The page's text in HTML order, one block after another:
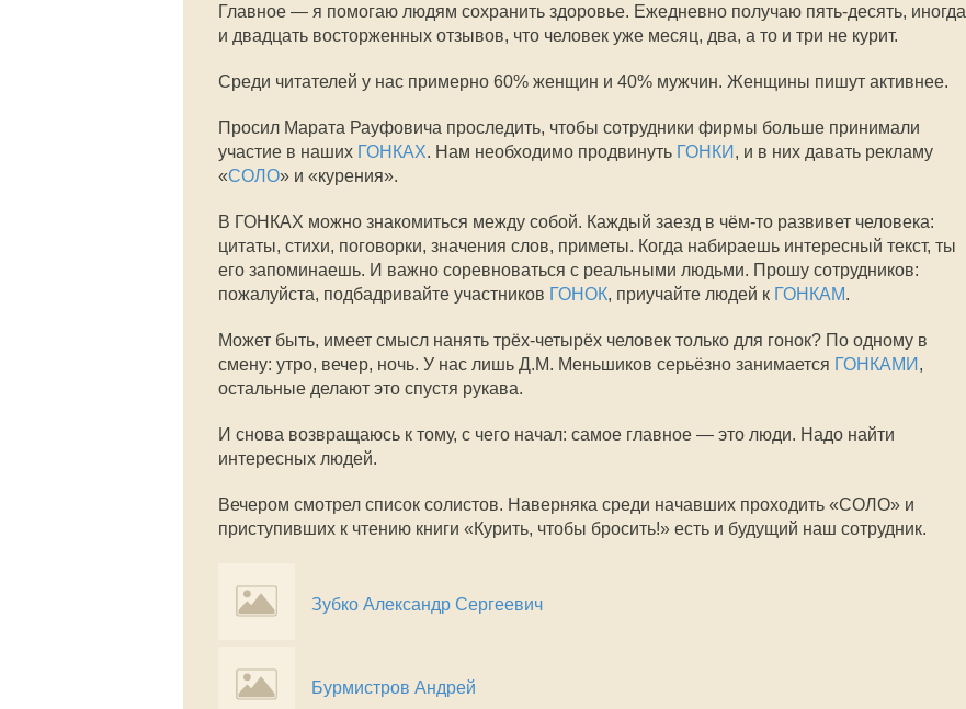
Главное — я помогаю людям сохранить здоровье. Ежедневно получаю пять-десять, иногда
и двадцать восторженных отзывов, что человек уже месяц, два, а то и три не курит.
Среди читателей у нас примерно 60% женщин и 40% мужчин. Женщины пишут активнее.
Просил Марата Рауфовича проследить, чтобы сотрудники фирмы больше принимали
участие в наших ГОНКАХ. Нам необходимо продвинуть ГОНКИ , и в них давать рекламу
«СОЛО» и «курения».
В ГОНКАХ можно знакомиться между собой. Каждый заезд в чём-то развивет человека:
цитаты, стихи, поговорки, значения слов, приметы. Когда набираешь интересный текст, ты
его запоминаешь. И важно соревноваться с реальными людьми. Прошу сотрудников:
пожалуйста, подбадривайте участников ГОНОК, приучайте людей к ГОНКАМ.
Может быть, имеет смысл нанять трёх-четырёх человек только для гонок? По одному в
смену: утро, вечер, ночь. У нас лишь Д.М. Меньшиков серьёзно занимается ГОНКАМИ ,
остальные делают это спустя рукава.
И снова возвращаюсь к тому, с чего начал: самое главное — это люди. Надо найти
интересных людей.
Вечером смотрел список солистов. Наверняка среди начавших проходить «СОЛО» и
приступивших к чтению книги «Курить, чтобы бросить!» есть и будущий наш сотрудник.
Зубко Александр Сергеевич
Бурмистров Андрей